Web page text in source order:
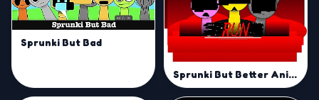
Sprunki But Bad
Sprunki But Better Animations